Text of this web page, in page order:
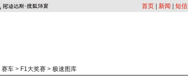
首页 新闻 短信
赛车 > F1大奖赛 > 极速图库